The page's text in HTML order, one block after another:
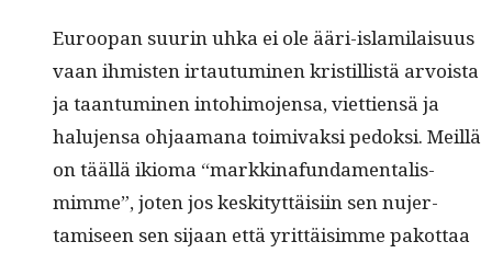
Euroopan suurin uhka ei ole ääri-islami­laisu­us
vaan ihmis­ten irtau­tu­mi­nen kris­til­listä arvoista
ja taan­tu­mi­nen into­hi­mo­jen­sa, viet­tien­sä ja
halu­jen­sa ohjaa­mana toimi­vak­si pedok­si. Meil­lä
on tääl­lä ikioma “markki­na­fun­da­men­tal­is­
mimme”, joten jos keski­tyt­täisi­in sen nujer­
tamiseen sen sijaan että yrit­täisimme pakot­taa